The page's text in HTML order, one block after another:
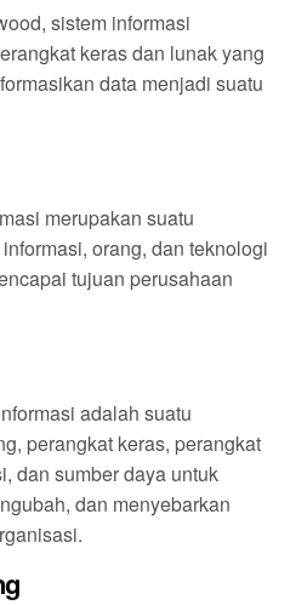
sistem informasi
keras dan lunak yang
data menjadi suatu
merupakan suatu
orang, dan teknologi
tujuan perusahaan
adalah suatu
perangkat keras, perangkat
dan sumber daya untuk
dan menyebarkan